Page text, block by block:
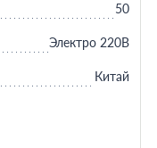
50
Электро 220В
Китай